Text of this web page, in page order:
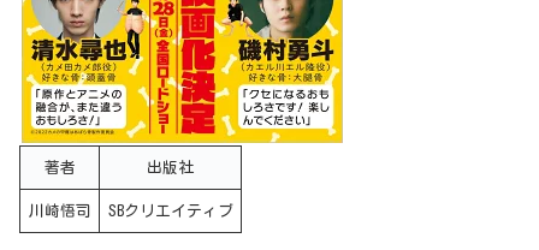
著者 出版社
川崎悟司 SBクリエイティブ